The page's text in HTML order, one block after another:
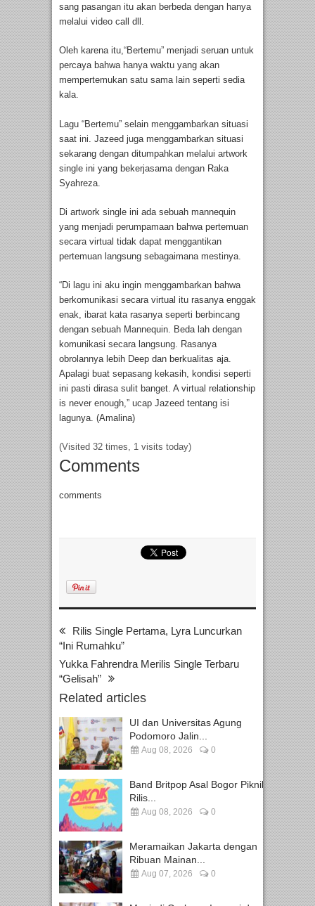
sang pasangan itu akan berbeda dengan hanya
melalui video call dll.
Oleh karena itu,“Bertemu” menjadi seruan untuk
percaya bahwa hanya waktu yang akan
mempertemukan satu sama lain seperti sedia
kala.
Lagu “Bertemu” selain menggambarkan situasi
saat ini. Jazeed juga menggambarkan situasi
sekarang dengan ditumpahkan melalui artwork
single ini yang bekerjasama dengan Raka
Syahreza.
Di artwork single ini ada sebuah mannequin
yang menjadi perumpamaan bahwa pertemuan
secara virtual tidak dapat menggantikan
pertemuan langsung sebagaimana mestinya.
“Di lagu ini aku ingin menggambarkan bahwa
berkomunikasi secara virtual itu rasanya enggak
enak, ibarat kata rasanya seperti berbincang
dengan sebuah Mannequin. Beda lah dengan
komunikasi secara langsung. Rasanya
obrolannya lebih Deep dan berkualitas aja.
Apalagi buat sepasang kekasih, kondisi seperti
ini pasti dirasa sulit banget. A virtual relationship
is never enough,” ucap Jazeed tentang isi
lagunya. (Amalina)
(Visited 32 times, 1 visits today)
Comments
comments
Rilis Single Pertama, Lyra Luncurkan
“Ini Rumahku”
Yukka Fahrendra Merilis Single Terbaru
“Gelisah”
Related articles
UI dan Universitas Agung
Podomoro Jalin...
Aug 08, 2026 0
Band Britpop Asal Bogor Piknik
Rilis...
Aug 08, 2026 0
Meramaikan Jakarta dengan
Ribuan Mainan...
Aug 07, 2026 0